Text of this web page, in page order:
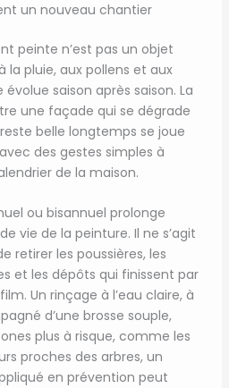
un nouveau chantier
peinte n’est pas un objet
la pluie, aux pollens et aux
saison après saison. La
une façade qui se dégrade
belle longtemps se joue
des gestes simples à
de la maison.
ou bisannuel prolonge
vie de la peinture. Il ne s’agit
retirer les poussières, les
et les dépôts qui finissent par
Un rinçage à l’eau claire, à
d’une brosse souple,
plus à risque, comme les
proches des arbres, un
en prévention peut